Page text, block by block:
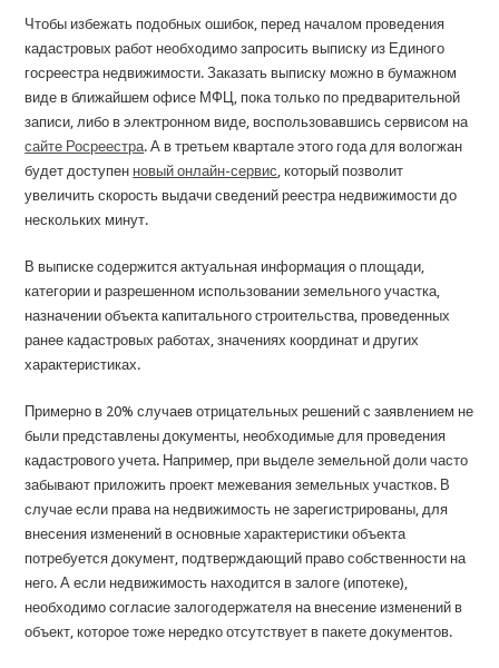
Чтобы избежать подобных ошибок, перед началом проведения
кадастровых работ необходимо запросить выписку из Единого
госреестра недвижимости. Заказать выписку можно в бумажном
виде в ближайшем офисе МФЦ, пока только по предварительной
записи, либо в электронном виде, воспользовавшись сервисом на
сайте Росреестра. А в третьем квартале этого года для вологжан
будет доступен новый онлайн-сервис, который позволит
увеличить скорость выдачи сведений реестра недвижимости до
нескольких минут.
В выписке содержится актуальная информация о площади,
категории и разрешенном использовании земельного участка,
назначении объекта капитального строительства, проведенных
ранее кадастровых работах, значениях координат и других
характеристиках.
Примерно в 20% случаев отрицательных решений с заявлением не
были представлены документы, необходимые для проведения
кадастрового учета. Например, при выделе земельной доли часто
забывают приложить проект межевания земельных участков. В
случае если права на недвижимость не зарегистрированы, для
внесения изменений в основные характеристики объекта
потребуется документ, подтверждающий право собственности на
него. А если недвижимость находится в залоге (ипотеке),
необходимо согласие залогодержателя на внесение изменений в
объект, которое тоже нередко отсутствует в пакете документов.